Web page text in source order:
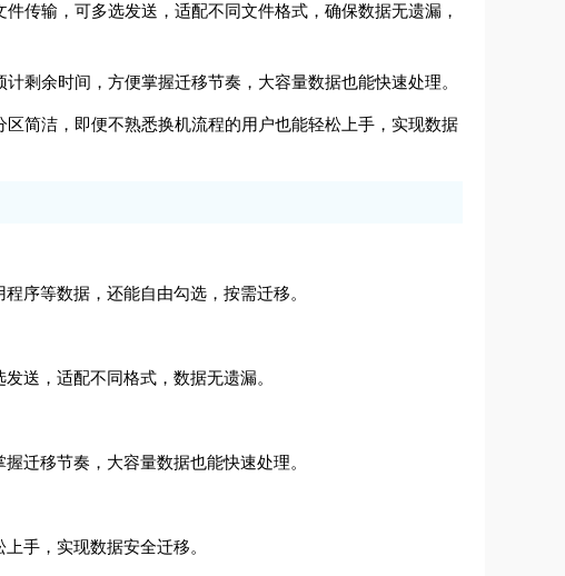
传输，可多选发送，适配不同文件格式，确保数据无遗漏，
剩余时间，方便掌握迁移节奏，大容量数据也能快速处理。
简洁，即便不熟悉换机流程的用户也能轻松上手，实现数据
序等数据，还能自由勾选，按需迁移。
送，适配不同格式，数据无遗漏。
迁移节奏，大容量数据也能快速处理。
手，实现数据安全迁移。